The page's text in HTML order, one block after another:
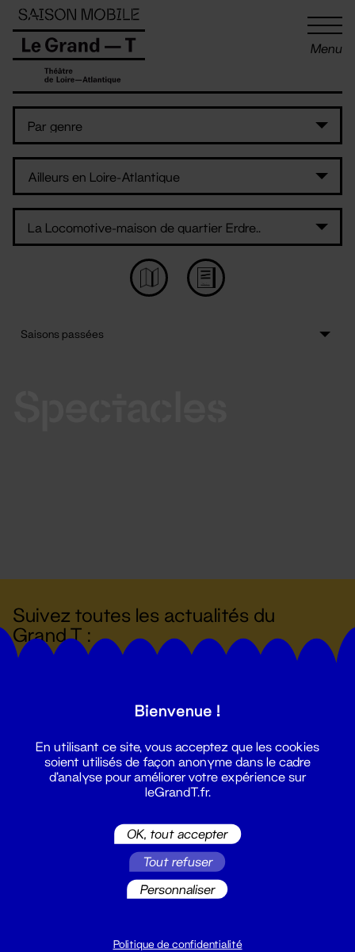
Menu
Suivez toutes les actualités du
Grand T :
billetterie@leGrandT.fr
Panneau de gestion des cookies
Bienvenue !
En utilisant ce site, vous acceptez que les cookies
soient utilisés de façon anonyme dans le cadre
d'analyse pour améliorer votre expérience sur
leGrandT.fr.
OK, tout accepter
Tout refuser
Personnaliser
Politique de confidentialité